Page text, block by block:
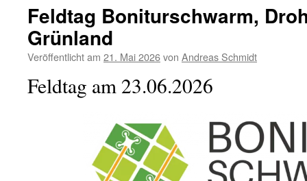
Feldtag Boniturschwarm,
Grünland
Veröffentlicht am 21. Mai 2026von Andreas Schmidt
Feldtag am 23.06.2026